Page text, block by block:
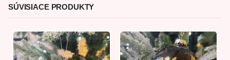
SÚVISIACE PRODUKTY